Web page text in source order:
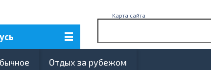
Карта сайта
Отдых за рубежом